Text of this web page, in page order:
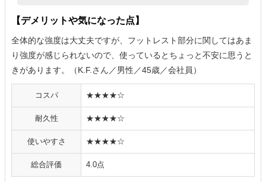
【デメリットや気になった点】
全体的な強度は大丈夫ですが、フットレスト部分に関してはあま
り強度が感じられないので、使っているとちょっと不安に思うと
きがあります。（K.F.さん／男性／45歳／会社員）
コスパ ★★★★☆
耐久性 ★★★★☆
使いやすさ ★★★★☆
総合評価 4.0点